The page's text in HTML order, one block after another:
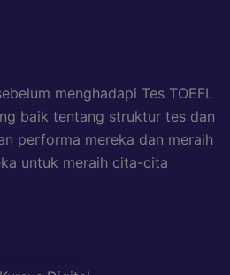
menghadapi Tes TOEFL
baik tentang struktur tes dan
performa mereka dan meraih
untuk meraih cita-cita